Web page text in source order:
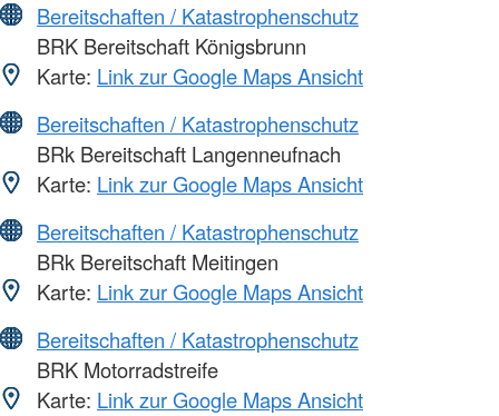
Bereitschaften / Katastrophenschutz
BRK Bereitschaft Königsbrunn
Karte: Link zur Google Maps Ansicht
Bereitschaften / Katastrophenschutz
BRk Bereitschaft Langenneufnach
Karte: Link zur Google Maps Ansicht
Bereitschaften / Katastrophenschutz
BRk Bereitschaft Meitingen
Karte: Link zur Google Maps Ansicht
Bereitschaften / Katastrophenschutz
BRK Motorradstreife
Karte: Link zur Google Maps Ansicht